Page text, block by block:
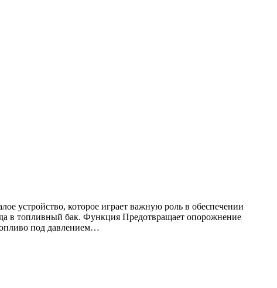
устройство, которое играет важную роль в обеспечении
в топливный бак. Функция Предотвращает опорожнение
под давлением…